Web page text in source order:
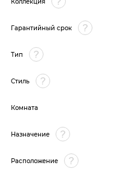
Гарантийный срок
Тип
Стиль
Комната
Назначение
Расположение